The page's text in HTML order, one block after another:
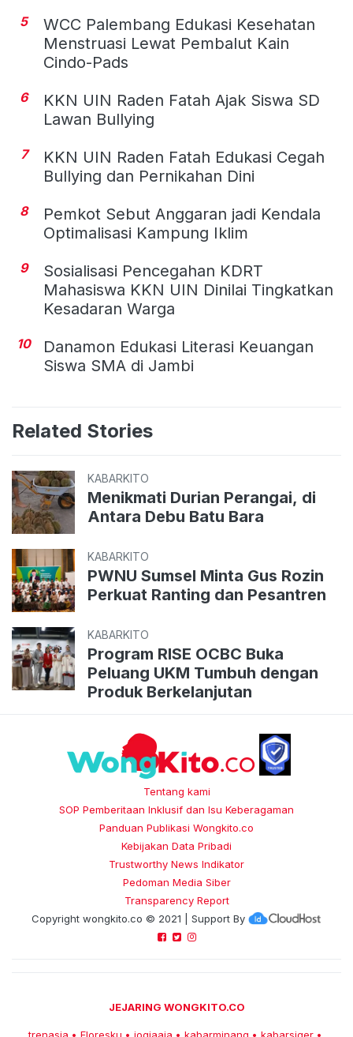
5
WCC Palembang Edukasi Kesehatan
Menstruasi Lewat Pembalut Kain
Cindo-Pads
6
KKN UIN Raden Fatah Ajak Siswa SD
Lawan Bullying
7
KKN UIN Raden Fatah Edukasi Cegah
Bullying dan Pernikahan Dini
8
Pemkot Sebut Anggaran jadi Kendala
Optimalisasi Kampung Iklim
9
Sosialisasi Pencegahan KDRT
Mahasiswa KKN UIN Dinilai Tingkatkan
Kesadaran Warga
10
Danamon Edukasi Literasi Keuangan
Siswa SMA di Jambi
Related Stories
KABARKITO
Menikmati Durian Perangai, di
Antara Debu Batu Bara
KABARKITO
PWNU Sumsel Minta Gus Rozin
Perkuat Ranting dan Pesantren
KABARKITO
Program RISE OCBC Buka
Peluang UKM Tumbuh dengan
Produk Berkelanjutan
Tentang kami
SOP Pemberitaan Inklusif dan Isu Keberagaman
Panduan Publikasi Wongkito.co
Kebijakan Data Pribadi
Trustworthy News Indikator
Pedoman Media Siber
Transparency Report
Copyright wongkito.co © 2021 | Support By
JEJARING WONGKITO.CO